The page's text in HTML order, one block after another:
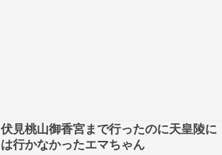
伏見桃山御香宮まで行ったのに天皇陵に
は行かなかったエマちゃん